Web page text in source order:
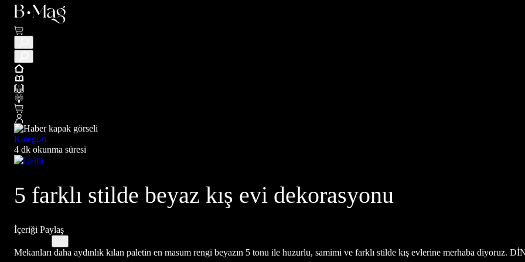
Kategori
4 dk okunma süresi
5 farklı stilde beyaz kış evi dekorasyonu
İçeriği Paylaş
Mekanları daha aydınlık kılan paletin en masum rengi beyazın 5 tonu ile huzurlu, samimi ve farklı stilde kış evlerine merhaba diyoruz.